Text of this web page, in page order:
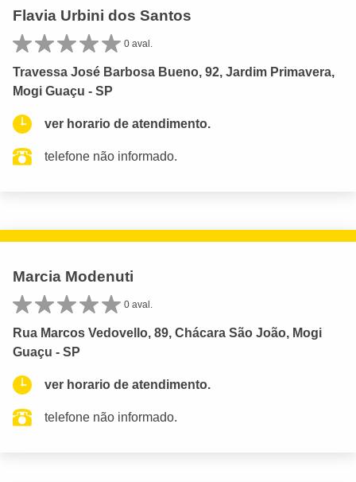
Flavia Urbini dos Santos
0 aval.
Travessa José Barbosa Bueno, 92, Jardim Primavera,
Mogi Guaçu - SP
ver horario de atendimento.
telefone não informado.
Marcia Modenuti
0 aval.
Rua Marcos Vedovello, 89, Chácara São João, Mogi
Guaçu - SP
ver horario de atendimento.
telefone não informado.